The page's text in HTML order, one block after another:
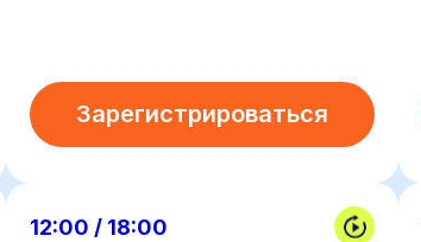
Зарегистрироваться
12:00 / 18:00